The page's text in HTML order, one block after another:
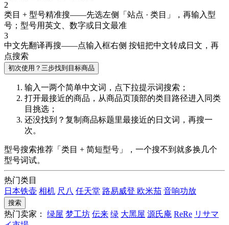
2
类目 + 型号精准搜——先选左侧「站点 · 类目」，再输入型
号；型号用英文、数字或日文最准
3
中文先翻译再搜——点输入框右侧 按钮把中文转成日文 ，再
点搜索
初次使用？三步找到目标商品
输入一两个简单中文词，点下拉提示词搜索；
打开最接近的商品，从商品页顶部的类目路径进入同类
目挑选；
还没找到？复制商品标题里最接近的 日文词 ，再搜一
次。
型号搜索推荐「类目 + 简短型号」，一个搜不到就多换几个
型号词试。
热门类目
日本铁壶 相机 尺八 任天堂 路易威登 欧米茄 音响功放
搜索
热门卖家： 绿屋 梦工坊 伝来 绿 大黑屋 源氏庵 ReRe リサマ